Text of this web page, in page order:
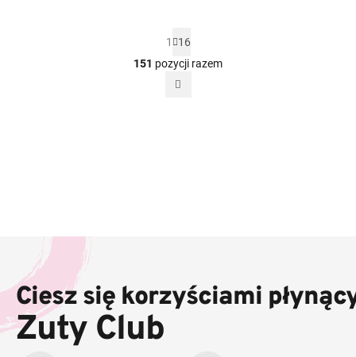
K
o
P
a
g
n
1
16
151 pozycji razem
p
k
a
Ciesz się korzyściami
Zuty Club